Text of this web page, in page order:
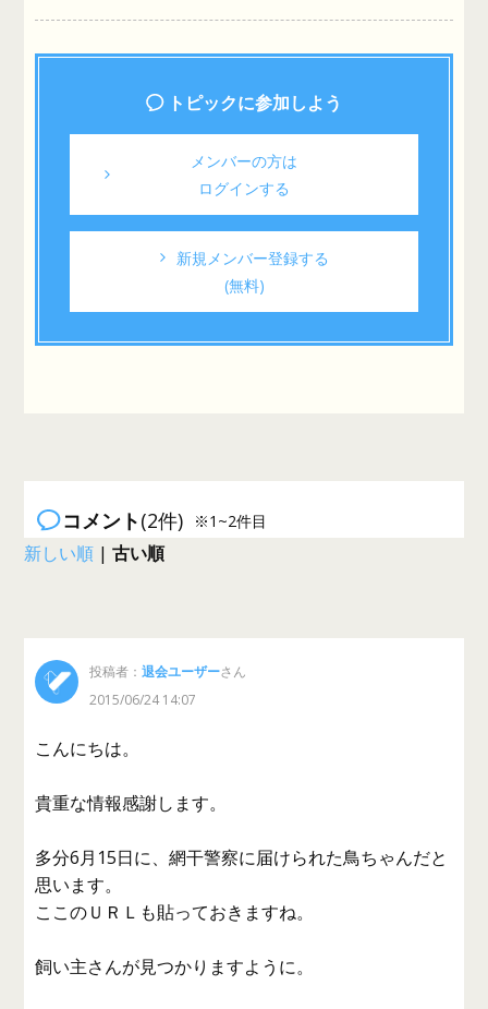
トピックに参加しよう
メンバーの方は
ログインする
新規メンバー登録する
(無料)
コメント(2件) ※1~2件目
新しい順 |古い順
投稿者：退会ユーザーさん
2015/06/24 14:07
こんにちは。
貴重な情報感謝します。
多分6月15日に、網干警察に届けられた鳥ちゃんだと
思います。
ここのＵＲＬも貼っておきますね。
飼い主さんが見つかりますように。